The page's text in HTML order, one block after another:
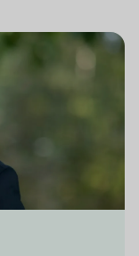
Emilia